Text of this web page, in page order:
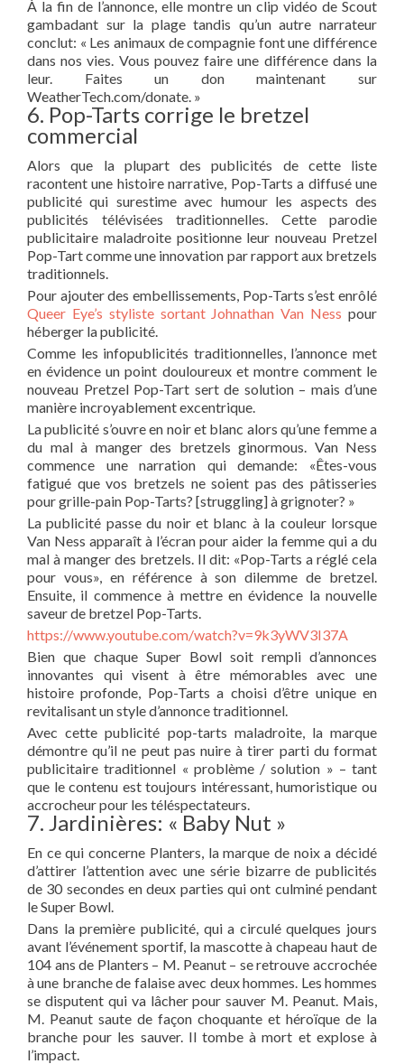
À la fin de l’annonce, elle montre un clip vidéo de Scout
gambadant sur la plage tandis qu’un autre narrateur
conclut: « Les animaux de compagnie font une différence
dans nos vies. Vous pouvez faire une différence dans la
leur. Faites un don maintenant sur
WeatherTech.com/donate. »
6. Pop-Tarts corrige le bretzel
commercial
Alors que la plupart des publicités de cette liste
racontent une histoire narrative, Pop-Tarts a diffusé une
publicité qui surestime avec humour les aspects des
publicités télévisées traditionnelles. Cette parodie
publicitaire maladroite positionne leur nouveau Pretzel
Pop-Tart comme une innovation par rapport aux bretzels
traditionnels.
Pour ajouter des embellissements, Pop-Tarts s’est enrôlé
Queer Eye’s styliste sortant Johnathan Van Ness pour
héberger la publicité.
Comme les infopublicités traditionnelles, l’annonce met
en évidence un point douloureux et montre comment le
nouveau Pretzel Pop-Tart sert de solution – mais d’une
manière incroyablement excentrique.
La publicité s’ouvre en noir et blanc alors qu’une femme a
du mal à manger des bretzels ginormous. Van Ness
commence une narration qui demande: «Êtes-vous
fatigué que vos bretzels ne soient pas des pâtisseries
pour grille-pain Pop-Tarts? [struggling] à grignoter? »
La publicité passe du noir et blanc à la couleur lorsque
Van Ness apparaît à l’écran pour aider la femme qui a du
mal à manger des bretzels. Il dit: «Pop-Tarts a réglé cela
pour vous», en référence à son dilemme de bretzel.
Ensuite, il commence à mettre en évidence la nouvelle
saveur de bretzel Pop-Tarts.
https://www.youtube.com/watch?v=9k3yWV3I37A
Bien que chaque Super Bowl soit rempli d’annonces
innovantes qui visent à être mémorables avec une
histoire profonde, Pop-Tarts a choisi d’être unique en
revitalisant un style d’annonce traditionnel.
Avec cette publicité pop-tarts maladroite, la marque
démontre qu’il ne peut pas nuire à tirer parti du format
publicitaire traditionnel « problème / solution » – tant
que le contenu est toujours intéressant, humoristique ou
accrocheur pour les téléspectateurs.
7. Jardinières: « Baby Nut »
En ce qui concerne Planters, la marque de noix a décidé
d’attirer l’attention avec une série bizarre de publicités
de 30 secondes en deux parties qui ont culminé pendant
le Super Bowl.
Dans la première publicité, qui a circulé quelques jours
avant l’événement sportif, la mascotte à chapeau haut de
104 ans de Planters – M. Peanut – se retrouve accrochée
à une branche de falaise avec deux hommes. Les hommes
se disputent qui va lâcher pour sauver M. Peanut. Mais,
M. Peanut saute de façon choquante et héroïque de la
branche pour les sauver. Il tombe à mort et explose à
l’impact.